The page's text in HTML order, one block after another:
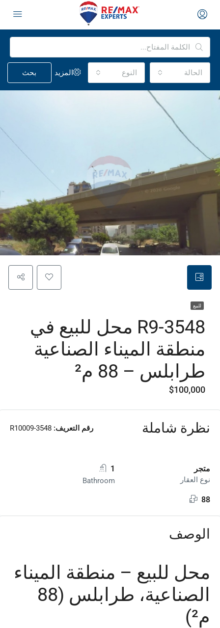
الحالة النوع المزيد بحث
للبيع
R9-3548 محل للبيع في
منطقة الميناء الصناعية
طرابلس – 88 م²
$100,000
نظرة شاملة رقم التعريف:
متجر
نوع العقار
1
Bathroom
88
الوصف
محل للبيع – منطقة الميناء
الصناعية، طرابلس (88
م²)